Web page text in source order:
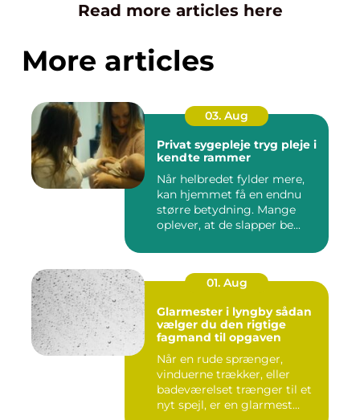
Read more articles here
More articles
03. Aug
Privat sygepleje tryg pleje i
kendte rammer
Når helbredet fylder mere,
kan hjemmet få en endnu
større betydning. Mange
oplever, at de slapper be...
01. Aug
Glarmester i lyngby sådan
vælger du den rigtige
fagmand til opgaven
Når en rude sprænger,
vinduerne trækker, eller
badeværelset trænger til et
nyt spejl, er en glarmest...